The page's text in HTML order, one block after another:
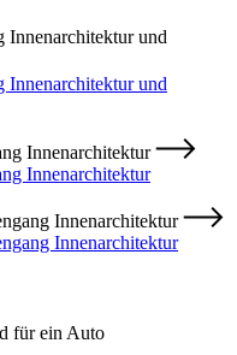
Innenarchitektur und
Innenarchitektur und
Innenarchitektur
Innenarchitektur
Innenarchitektur
Innenarchitektur